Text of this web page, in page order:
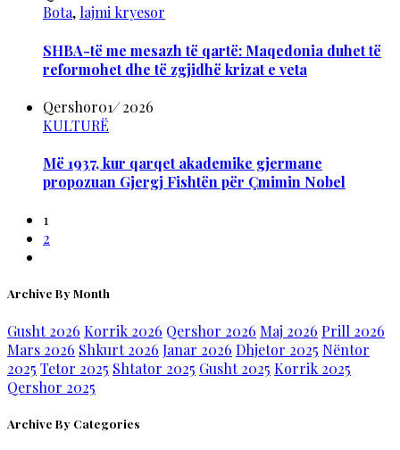
Bota, lajmi kryesor
SHBA-të me mesazh të qartë: Maqedonia duhet të
reformohet dhe të zgjidhë krizat e veta
Qershor01/2026
KULTURË
Më 1937, kur qarqet akademike gjermane
propozuan Gjergj Fishtën për Çmimin Nobel
1
2
Archive By Month
Gusht 2026 Korrik 2026 Qershor 2026 Maj 2026 Prill 2026
Mars 2026 Shkurt 2026 Janar 2026 Dhjetor 2025 Nëntor
2025 Tetor 2025 Shtator 2025 Gusht 2025 Korrik 2025
Qershor 2025
Archive By Categories